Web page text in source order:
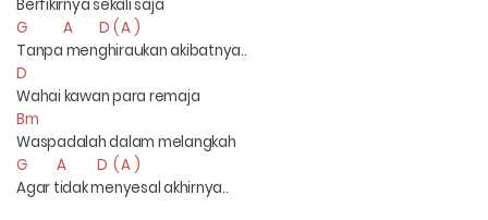
Berfikirnya sekali saja
G A D ( A )
Tanpa menghiraukan akibatnya..
D
Wahai kawan para remaja
Bm
Waspadalah dalam melangkah
G A D ( A )
Agar tidak menyesal akhirnya..